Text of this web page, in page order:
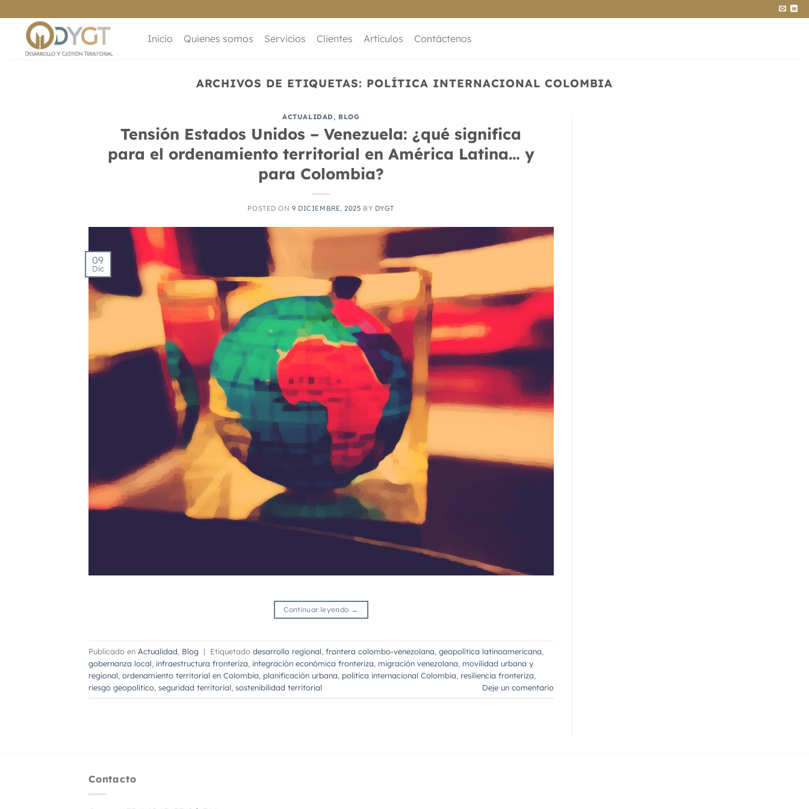
al
contenido
Inicio Quienes somos Servicios Clientes Artículos Contáctenos
ARCHIVOS DE ETIQUETAS: POLÍTICA INTERNACIONAL COLOMBIA
ACTUALIDAD, BLOG
Tensión Estados Unidos – Venezuela: ¿qué significa
para el ordenamiento territorial en América Latina… y
para Colombia?
POSTED ON9 DICIEMBRE, 2025 BY DYGT
09
Dic
Continuar leyendo →
Publicado en Actualidad Blog | Etiquetado desarrollo regional frontera colombo-venezolana geopolítica latinoamericana
gobernanza local infraestructura fronteriza integración económica fronteriza migración venezolana movilidad urbana y
regional ordenamiento territorial en Colombia planificación urbana política internacional Colombia resiliencia fronteriza
riesgo geopolítico seguridad territorial sostenibilidad territorial Deje un comentario
Contacto